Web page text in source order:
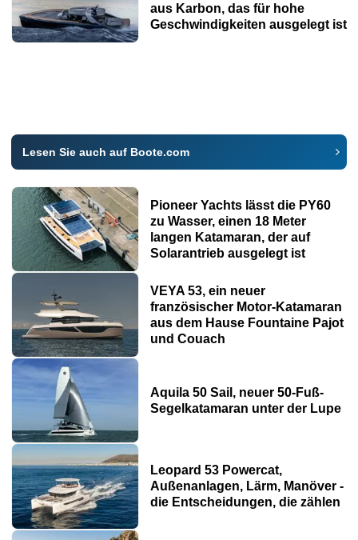
aus Karbon, das für hohe
Geschwindigkeiten ausgelegt ist
Lesen Sie auch auf Boote.com
Pioneer Yachts lässt die PY60
zu Wasser, einen 18 Meter
langen Katamaran, der auf
Solarantrieb ausgelegt ist
VEYA 53, ein neuer
französischer Motor-Katamaran
aus dem Hause Fountaine Pajot
und Couach
Aquila 50 Sail, neuer 50-Fuß-
Segelkatamaran unter der Lupe
Leopard 53 Powercat,
Außenanlagen, Lärm, Manöver -
die Entscheidungen, die zählen